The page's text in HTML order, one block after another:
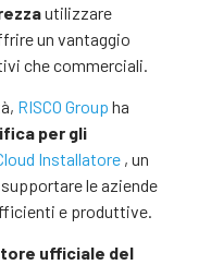
utilizzare
un vantaggio
che commerciali.
RISCO Group ha
per gli
Installatore, un
le aziende
e produttive.
ufficiale del